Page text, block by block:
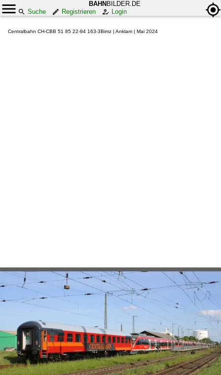
BAHN BILDER.DE
Suche
Registrieren Login
Centralbahn CH-CBB 51 85 22-94 163-3Bimz | Anklam | Mai 2024